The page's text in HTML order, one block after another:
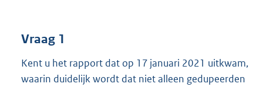
Vraag 1
Kent u het rapport dat op 17 januari 2021 uitkwam,
waarin duidelijk wordt dat niet alleen gedupeerden